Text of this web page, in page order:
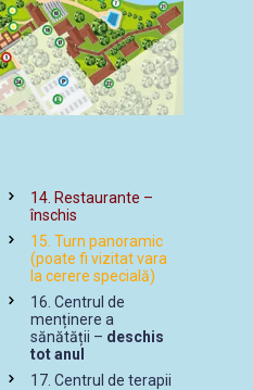
14. Restaurante –
înschis
15. Turn panoramic
(poate fi vizitat vara
la cerere specială)
16. Centrul de
menținere a
sănătății – deschis
tot anul
17. Centrul de terapii